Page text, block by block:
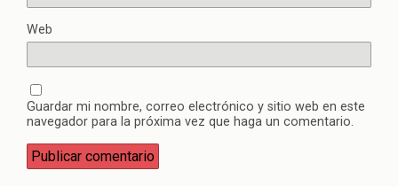
Web
Guardar mi nombre, correo electrónico y sitio web en este
navegador para la próxima vez que haga un comentario.